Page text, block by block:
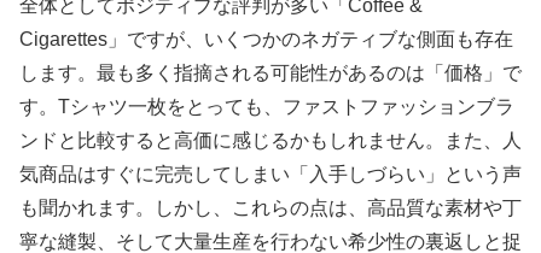
全体としてポジティブな評判が多い「Coffee &
Cigarettes」ですが、いくつかのネガティブな側面も存在
します。最も多く指摘される可能性があるのは「価格」で
す。Tシャツ一枚をとっても、ファストファッションブラ
ンドと比較すると高価に感じるかもしれません。また、人
気商品はすぐに完売してしまい「入手しづらい」という声
も聞かれます。しかし、これらの点は、高品質な素材や丁
寧な縫製、そして大量生産を行わない希少性の裏返しと捉